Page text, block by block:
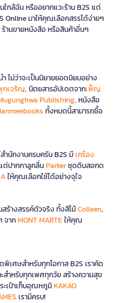
กล้ฉัน หรืออยากแวะร้าน B2S แต่
Online มาให้คุณเลือกสรรได้ง่ายๆ
านขายหนังสือ หรือสินค้าอื่นๆ
ไม่ว่าจะเป็นนิยายยอดนิยมอย่าง
เจริญ, นิตยสารอัปเดตจากเพ็ญ
Publishing, หนังสือ
ทั้งหมดนี้สามารถซื้อ
นักงานครบครัน B2S มีเครื่อง
ต่ปากกาลูกลื่นParkerชุดดินสอกด
ให้คุณเลือกใช้ได้อย่างจุใจ
ร้างสรรค์ตัวจริง ทั้งสีไม้Colleen,
จากMONT MARTEให้คุณ
ศษสำหรับทุกโอกาส B2S เราคัด
สำหรับทุกเพศทุกวัย สร้างความสุข
ะเป๋าเก็บอุณหภูมิKAKAO
เรามีครบ!